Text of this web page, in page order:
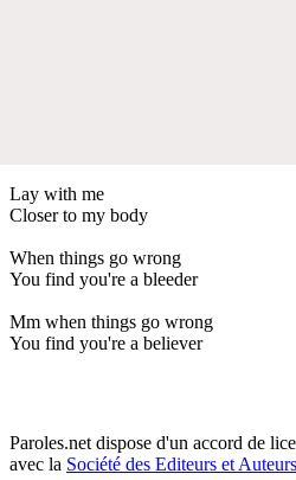
Lay with me
Closer to my body
When things go wrong
You find you're a bleeder
Mm when things go wrong
You find you're a believer
Paroles.net dispose d'un accord de
avec la Société des Editeurs et